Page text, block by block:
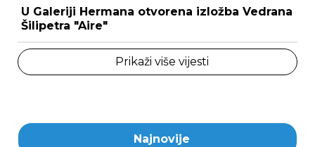
U Galeriji Hermana otvorena izložba Vedrana
Šilipetra "Aire"
Prikaži više vijesti
Najnovije